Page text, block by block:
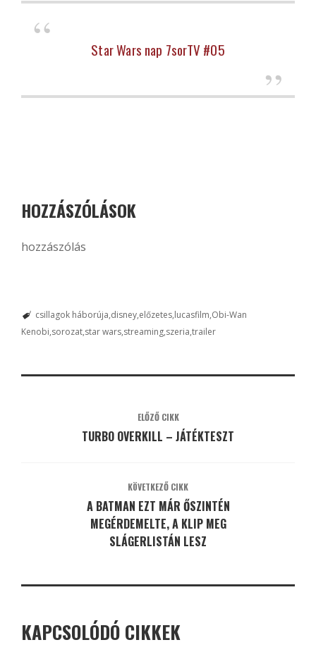
Star Wars nap 7sorTV #05
HOZZÁSZÓLÁSOK
hozzászólás
csillagok háborúja disney előzetes lucasfilm Obi-Wan
Kenobi sorozat star wars streaming szeria trailer
ELŐZŐ CIKK
TURBO OVERKILL – JÁTÉKTESZT
KÖVETKEZŐ CIKK
A BATMAN EZT MÁR ŐSZINTÉN
MEGÉRDEMELTE, A KLIP MEG
SLÁGERLISTÁN LESZ
KAPCSOLÓDÓ CIKKEK